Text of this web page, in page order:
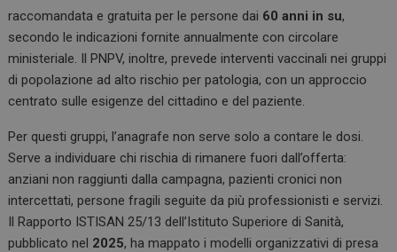
raccomandata e gratuita per le persone dai 60 anni in su,
secondo le indicazioni fornite annualmente con circolare
ministeriale. Il PNPV, inoltre, prevede interventi vaccinali nei gruppi
di popolazione ad alto rischio per patologia, con un approccio
centrato sulle esigenze del cittadino e del paziente.
Per questi gruppi, l’anagrafe non serve solo a contare le dosi.
Serve a individuare chi rischia di rimanere fuori dall’offerta:
anziani non raggiunti dalla campagna, pazienti cronici non
intercettati, persone fragili seguite da più professionisti e servizi.
Il Rapporto ISTISAN 25/13 dell’Istituto Superiore di Sanità,
pubblicato nel 2025, ha mappato i modelli organizzativi di presa